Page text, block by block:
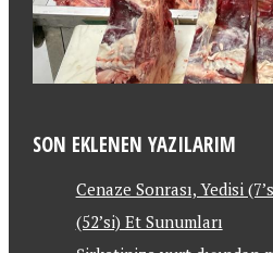
SON EKLENEN YAZILARIM
Cenaze Sonrası, Yedisi
(52’si) Et Sunumları